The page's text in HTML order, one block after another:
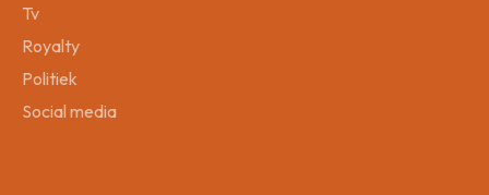
Tv
Royalty
Politiek
Social media